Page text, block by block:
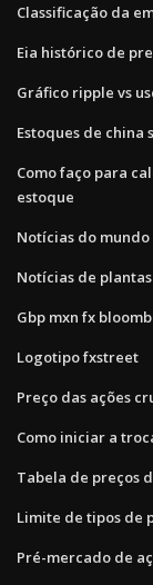
Classificação da
Eia histórico de
Gráfico ripple vs
Estoques de china
Como faço para
estoque
Notícias do
Notícias de
Gbp mxn fx
Logotipo fxstreet
Preço das ações
Como iniciar a
Tabela de preços
Limite de tipos de
Pré-mercado de